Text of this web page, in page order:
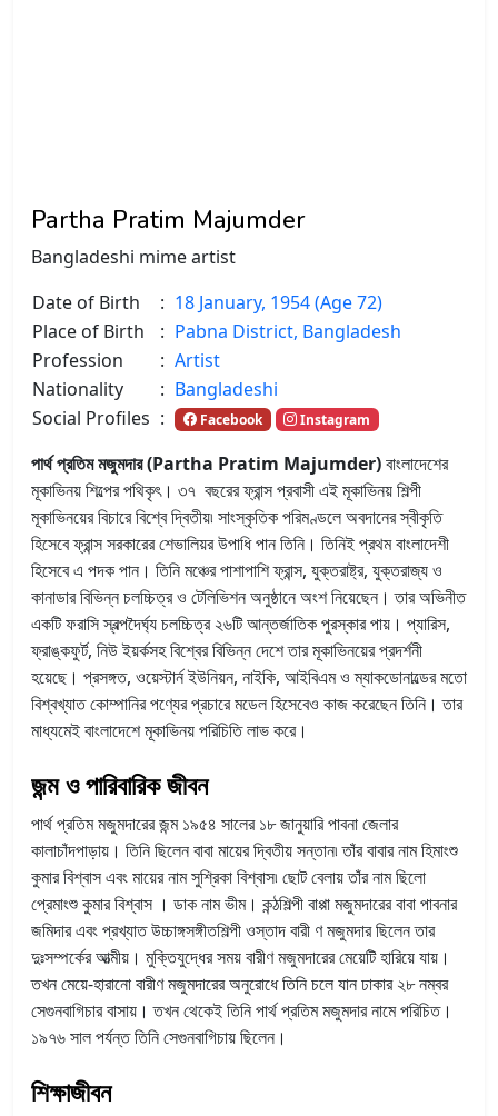
Partha Pratim Majumder
Bangladeshi mime artist
Date of Birth
: 18 January, 1954 (Age 72)
Place of Birth
: Pabna District, Bangladesh
Profession
: Artist
Nationality
: Bangladeshi
Social Profiles : Facebook Instagram
পার্থ প্রতিম মজুমদার (Partha Pratim Majumder)বাংলাদেশের
মূকাভিনয় শিল্পের পথিকৃৎ। ৩৭ বছরের ফ্রান্স প্রবাসী এই মূকাভিনয় শিল্পী
মূকাভিনয়ের বিচারে বিশ্বে দ্বিতীয়৷ সাংস্কৃতিক পরিমণ্ডলে অবদানের স্বীকৃতি
হিসেবে ফ্রান্স সরকারের শেভালিয়র উপাধি পান তিনি। তিনিই প্রথম বাংলাদেশী
হিসেবে এ পদক পান। তিনি মঞ্চের পাশাপাশি ফ্রান্স, যুক্তরাষ্ট্র, যুক্তরাজ্য ও
কানাডার বিভিন্ন চলচ্চিত্র ও টেলিভিশন অনুষ্ঠানে অংশ নিয়েছেন। তার অভিনীত
একটি ফরাসি স্বল্পদৈর্ঘ্য চলচ্চিত্র ২৬টি আন্তর্জাতিক পুরস্কার পায়। প্যারিস,
ফ্রাঙ্কফুর্ট, নিউ ইয়র্কসহ বিশ্বের বিভিন্ন দেশে তার মূকাভিনয়ের প্রদর্শনী
হয়েছে। প্রসঙ্গত, ওয়েস্টার্ন ইউনিয়ন, নাইকি, আইবিএম ও ম্যাকডোনাল্ডের মতো
বিশ্বখ্যাত কোম্পানির পণ্যের প্রচারে মডেল হিসেবেও কাজ করেছেন তিনি। তার
মাধ্যমেই বাংলাদেশে মূকাভিনয় পরিচিতি লাভ করে।
জন্ম ও পারিবারিক জীবন
পার্থ প্রতিম মজুমদারের জন্ম ১৯৫৪ সালের ১৮ জানুয়ারি পাবনা জেলার
কালাচাঁদপাড়ায়। তিনি ছিলেন বাবা মায়ের দ্বিতীয় সন্তান৷ তাঁর বাবার নাম হিমাংশু
কুমার বিশ্বাস এবং মায়ের নাম সুশ্রিকা বিশ্বাস৷ ছোট বেলায় তাঁর নাম ছিলো
প্রেমাংশু কুমার বিশ্বাস । ডাক নাম ভীম। কন্ঠশিল্পী বাপ্পা মজুমদারের বাবা পাবনার
জমিদার এবং প্রখ্যাত উচ্চাঙ্গসঙ্গীতশিল্পী ওস্তাদ বারী ণ মজুমদার ছিলেন তার
দুঃসম্পর্কের আত্মীয়। মুক্তিযুদ্ধের সময় বারীণ মজুমদারের মেয়েটি হারিয়ে যায়।
তখন মেয়ে-হারানো বারীণ মজুমদারের অনুরোধে তিনি চলে যান ঢাকার ২৮ নম্বর
সেগুনবাগিচার বাসায়। তখন থেকেই তিনি পার্থ প্রতিম মজুমদার নামে পরিচিত।
১৯৭৬ সাল পর্যন্ত তিনি সেগুনবাগিচায় ছিলেন।
শিক্ষাজীবন